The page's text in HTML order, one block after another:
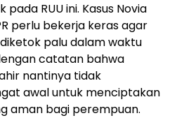
RUU ini. Kasus Novia
perlu bekerja keras agar
palu dalam waktu
catatan bahwa
nantinya tidak
awal untuk menciptakan
aman bagi perempuan.